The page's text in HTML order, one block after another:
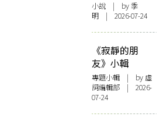
小說 | by 季
明 | 2026-07-24
《寂靜的朋
友》小輯
專題小輯 | by 虛
詞編輯部 | 2026-
07-24